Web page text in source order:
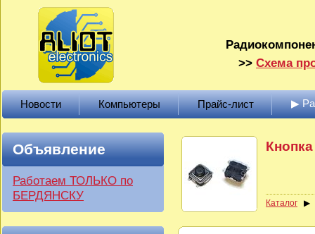
>> Схема
Новости Компьютеры Прайс-лист ▶
Объявление
Работаем ТОЛЬКО по
БЕРДЯНСКУ
Каталог